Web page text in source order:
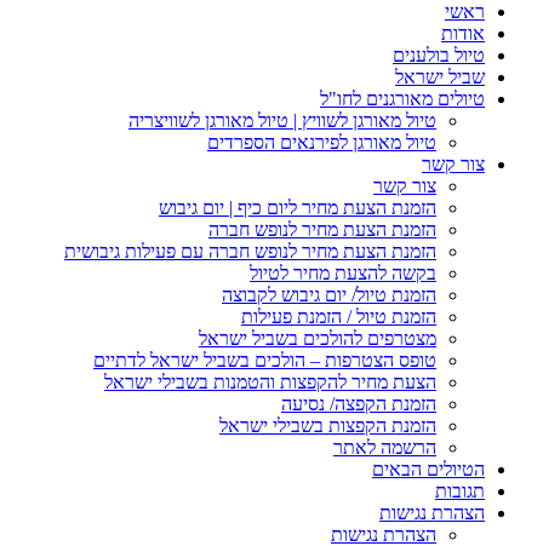
ראשי
אודות
טיול בולענים
שביל ישראל
טיולים מאורגנים לחו"ל
טיול מאורגן לשוויץ | טיול מאורגן לשוויצריה
טיול מאורגן לפירנאים הספרדים
צור קשר
צור קשר
הזמנת הצעת מחיר ליום כיף | יום גיבוש
הזמנת הצעת מחיר לנופש חברה
הזמנת הצעת מחיר לנופש חברה עם פעילות גיבושית
בקשה להצעת מחיר לטיול
הזמנת טיול/ יום גיבוש לקבוצה
הזמנת טיול / הזמנת פעילות
מצטרפים להולכים בשביל ישראל
טופס הצטרפות – הולכים בשביל ישראל לדתיים
הצעת מחיר להקפצות והטמנות בשבילי ישראל
הזמנת הקפצה/ נסיעה
הזמנת הקפצות בשבילי ישראל
הרשמה לאתר
הטיולים הבאים
תגובות
הצהרת נגישות
הצהרת נגישות